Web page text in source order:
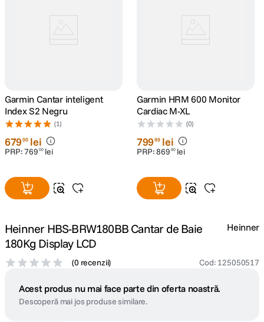
lavaliera
8 ulanzi
9. insta 360
10. godox
Garmin Cantar inteligent
Index S2 Negru
(1)
67900 lei
PRP:769 00 lei
Garmin HRM 600 Monitor
Cardiac M-XL
(0)
79999 lei
PRP:869 90 lei
Heinner HBS-BRW180BB Cantar de Baie
180Kg Display LCD
(0 recenzii) Cod: 125050517
Heinner
Acest produs nu mai face parte din oferta noastră.
Descoperă mai jos produse similare.